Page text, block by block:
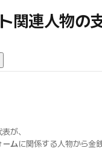
関連人物の
が、
ームに関係する人物から金